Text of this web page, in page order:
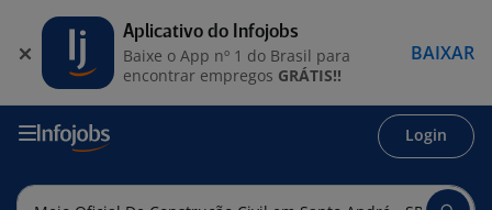
Login
Aplicativo do Infojobs
Baixe o App nº 1 do Brasil para
encontrar empregos GRÁTIS!!
BAIXAR